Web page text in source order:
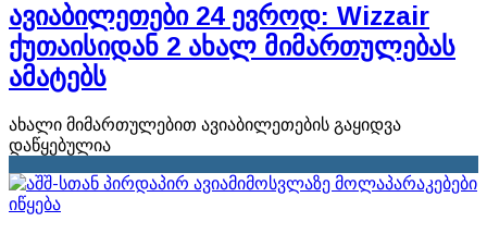
ავიაბილეთები 24 ევროდ: Wizzair
ქუთაისიდან 2 ახალ მიმართულებას
ამატებს
ახალი მიმართულებით ავიაბილეთების გაყიდვა
დაწყებულია